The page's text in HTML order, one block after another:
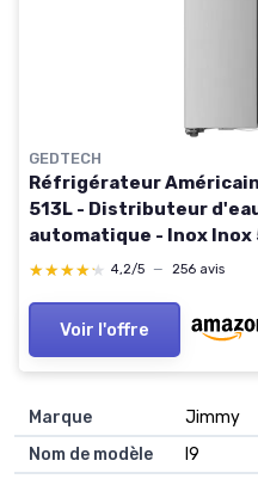
GEDTECH
Réfrigérateur Américain
513L - Distributeur
automatique - Inox Inox
★★★★★
★★★★★ 4,2/5 — 256 avis
Voir l'offre
Marque
Jimmy
Nom de modèle
I9